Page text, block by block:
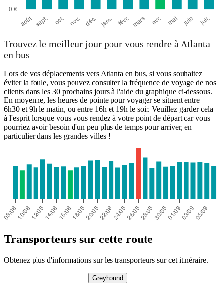
Trouvez le meilleur jour pour vous rendre à Atlanta
en bus
Lors de vos déplacements vers Atlanta en bus, si vous souhaitez
éviter la foule, vous pouvez consulter la fréquence de voyage de nos
clients dans les 30 prochains jours à l'aide du graphique ci-dessous.
En moyenne, les heures de pointe pour voyager se situent entre
6h30 et 9h le matin, ou entre 16h et 19h le soir. Veuillez garder cela
à l'esprit lorsque vous vous rendez à votre point de départ car vous
pourriez avoir besoin d'un peu plus de temps pour arriver, en
particulier dans les grandes villes !
Transporteurs sur cette route
Obtenez plus d'informations sur les transporteurs sur cet itinéraire.
Greyhound